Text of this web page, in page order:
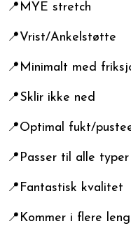
📍MYE stretch
📍Vrist/Ankelstøtte
📍Minimalt med
📍Sklir ikke ned
📍Optimal fukt/
📍Passer til alle
📍Fantastisk kvalitet
📍Kommer i flere